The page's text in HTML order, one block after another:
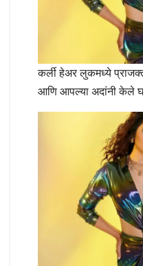
कर्ली हेअर लुकमध्ये
आणि आपल्या अदांनी केले